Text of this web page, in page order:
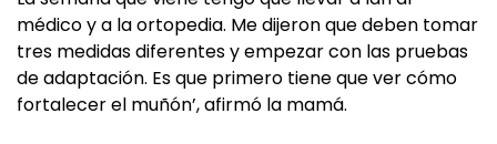
médico y a la ortopedia. Me dijeron que deben tomar
tres medidas diferentes y empezar con las pruebas
de adaptación. Es que primero tiene que ver cómo
fortalecer el muñón’, afirmó la mamá.